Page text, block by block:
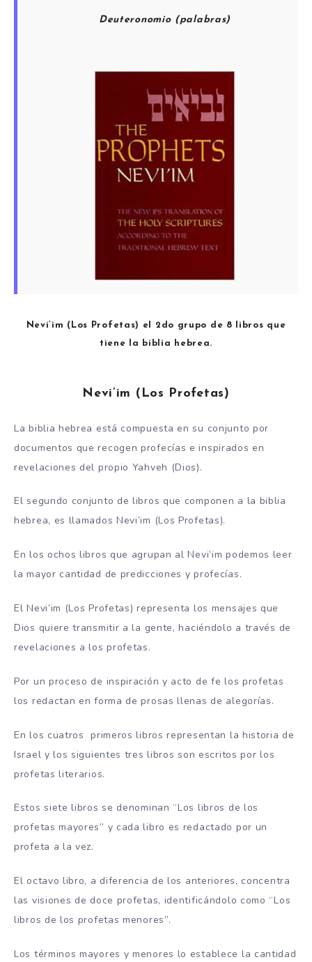
Deuteronomio (palabras)
Nevi’im (Los Profetas) el 2do grupo de 8 libros que
tiene la biblia hebrea.
Nevi’im (Los Profetas)
La biblia hebrea está compuesta en su conjunto por
documentos que recogen profecías e inspirados en
revelaciones del propio Yahveh (Dios).
El segundo conjunto de libros que componen a la biblia
hebrea, es llamados Nevi’im (Los Profetas).
En los ochos libros que agrupan al Nevi’im podemos leer
la mayor cantidad de predicciones y profecías.
El Nevi’im (Los Profetas) representa los mensajes que
Dios quiere transmitir a la gente, haciéndolo a través de
revelaciones a los profetas.
Por un proceso de inspiración y acto de fe los profetas
los redactan en forma de prosas llenas de alegorías.
En los cuatros primeros libros representan la historia de
Israel y los siguientes tres libros son escritos por los
profetas literarios.
Estos siete libros se denominan “Los libros de los
profetas mayores” y cada libro es redactado por un
profeta a la vez.
El octavo libro, a diferencia de los anteriores, concentra
las visiones de doce profetas, identificándolo como “Los
libros de los profetas menores”.
Los términos mayores y menores lo establece la cantidad